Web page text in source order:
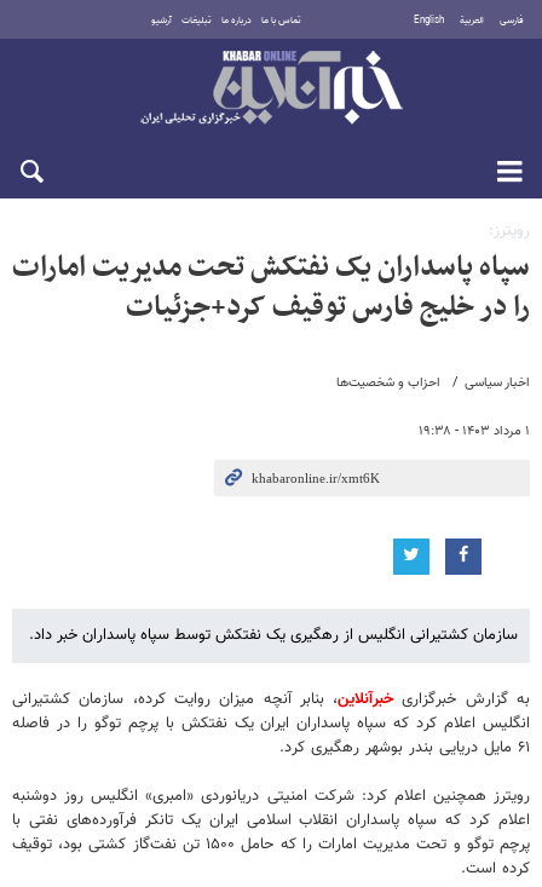
فارسی العربية English تماس با ما درباره ما تبلیغات آرشیو
جمعه ۱۶ مرداد ۱۴۰۵
اخبار سیاسی احزاب و شخصیت‌ها
۱ مرداد ۱۴۰۳ - ۱۹:۳۸
رویترز:
سپاه پاسداران یک نفتکش تحت مدیریت امارات
را در خلیج فارس توقیف کرد+جزئیات
سازمان کشتیرانی انگلیس از رهگیری یک نفتکش توسط سپاه پاسداران خبر داد.
به گزارش خبرگزاریخبرآنلاین، بنابر آنچه میزان روایت کرده، سازمان کشتیرانی
انگلیس اعلام کرد که سپاه پاسداران ایران یک نفتکش با پرچم توگو را در فاصله
۶۱ مایل دریایی بندر بوشهر رهگیری کرد.
رویترز همچنین اعلام کرد: شرکت امنیتی دریانوردی «امبری» انگلیس روز دوشنبه
اعلام کرد که سپاه پاسداران انقلاب اسلامی ایران یک تانکر فرآورده‌های نفتی با
پرچم توگو و تحت مدیریت امارات را که حامل ۱۵۰۰ تن نفت‌گاز کشتی بود، توقیف
کرده است.